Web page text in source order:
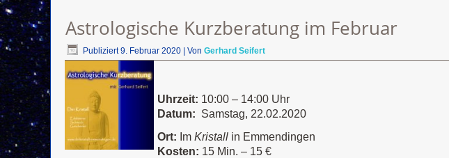
Astrologische Kurzberatung im Februar
Publiziert 9. Februar 2020 Von Gerhard Seifert
Uhrzeit: 10:00 – 14:00 Uhr
Datum: Samstag, 22.02.2020
Ort: Im Kristall in Emmendingen
Kosten: 15 Min. – 15 €